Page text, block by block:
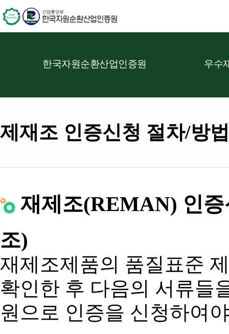
한국자원순환산업인증원 우수
제재조 인증신청 절차/방법
재제조(REMAN) 인
조)
재제조제품의 품질표준
확인한 후 다음의 서류들
원으로 인증을 신청하여